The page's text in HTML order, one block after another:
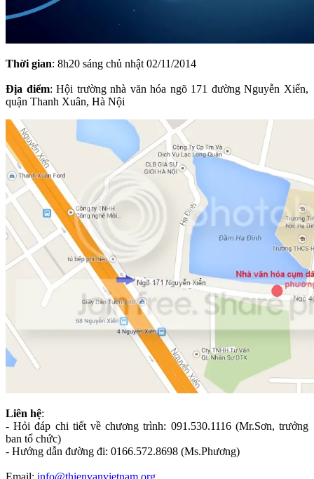
Thời gian: 8h20 sáng chủ nhật 02/11/2014
Địa điểm: Hội trường nhà văn hóa ngõ 171 đường Nguyễn Xiển,
quận Thanh Xuân, Hà Nội
Liên hệ:
- Hỏi đáp chi tiết về chương trình: 091.530.1116 (Mr.Sơn, trưởng
ban tổ chức)
- Hướng dẫn đường đi: 0166.572.8698 (Ms.Phương)
Email: info@thienvanvietnam.org